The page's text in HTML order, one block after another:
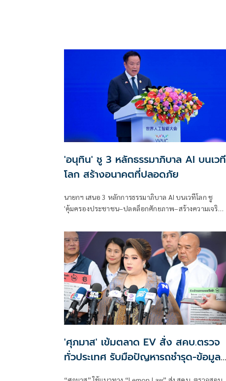
'อนุทิน' ชู 3 หลักธรรมาภิบาล AI บนเวที
โลก สร้างอนาคตที่ปลอดภัย
นายกฯ เสนอ 3 หลักการธรรมาภิบาล AI บนเวทีโลก ชู
'คุ้มครองประชาชน–ปลดล็อกศักยภาพ–สร้างความเจริญ
'ศุภมาส' เข้มตลาด EV สั่ง สคบ.ตรวจ
ทั่วประเทศ รับมือปัญหารถชำรุด-ข้อมูล